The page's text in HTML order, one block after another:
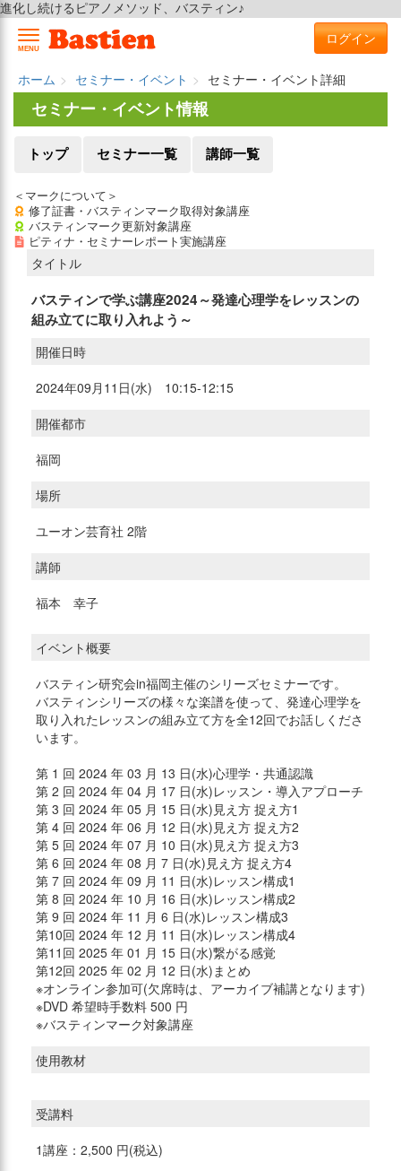
進化し続けるピアノメソッド、バスティン♪
MENU
ログイン
ホーム セミナー・イベント
セミナー・イベント詳細
セミナー・イベント情報
トップ セミナー一覧 講師一覧
＜マークについて＞
修了証書・バスティンマーク取得対象講座
バスティンマーク更新対象講座
ピティナ・セミナーレポート実施講座
タイトル
バスティンで学ぶ講座2024～発達心理学をレッスンの
組み立てに取り入れよう～
開催日時
2024年09月11日(水) 10:15-12:15
開催都市
福岡
場所
ユーオン芸育社 2階
講師
福本 幸子
イベント概要
バスティン研究会in福岡主催のシリーズセミナーです。
バスティンシリーズの様々な楽譜を使って、発達心理学を
取り入れたレッスンの組み立て方を全12回でお話しくださ
います。
第 1 回 2024 年 03 月 13 日(水)心理学・共通認識
第 2 回 2024 年 04 月 17 日(水)レッスン・導入アプローチ
第 3 回 2024 年 05 月 15 日(水)見え方 捉え方1
第 4 回 2024 年 06 月 12 日(水)見え方 捉え方2
第 5 回 2024 年 07 月 10 日(水)見え方 捉え方3
第 6 回 2024 年 08 月 7 日(水)見え方 捉え方4
第 7 回 2024 年 09 月 11 日(水)レッスン構成1
第 8 回 2024 年 10 月 16 日(水)レッスン構成2
第 9 回 2024 年 11 月 6 日(水)レッスン構成3
第10回 2024 年 12 月 11 日(水)レッスン構成4
第11回 2025 年 01 月 15 日(水)繋がる感覚
第12回 2025 年 02 月 12 日(水)まとめ
※オンライン参加可(欠席時は、アーカイブ補講となります)
※DVD 希望時手数料 500 円
※バスティンマーク対象講座
使用教材
受講料
1講座：2,500 円(税込)